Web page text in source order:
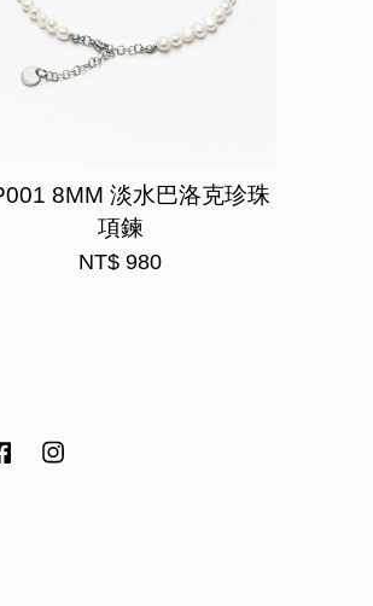
8MM 淡水巴洛克珍珠
項鍊
NT$ 980
Facebook